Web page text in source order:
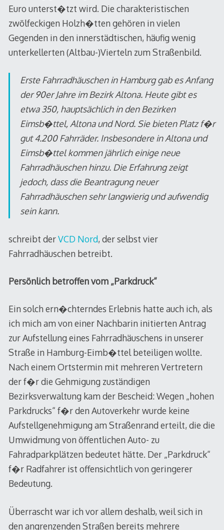
Euro unterst�tzt wird. Die charakteristischen
zwölfeckigen Holzh�tten gehören in vielen
Gegenden in den innerstädtischen, häufig wenig
unterkellerten (Altbau-)Vierteln zum Straßenbild.
Erste Fahrradhäuschen in Hamburg gab es Anfang
der 90er Jahre im Bezirk Altona. Heute gibt es
etwa 350, hauptsächlich in den Bezirken
Eimsb�ttel, Altona und Nord. Sie bieten Platz f�r
gut 4.200 Fahrräder. Insbesondere in Altona und
Eimsb�ttel kommen jährlich einige neue
Fahrradhäuschen hinzu. Die Erfahrung zeigt
jedoch, dass die Beantragung neuer
Fahrradhäuschen sehr langwierig und aufwendig
sein kann.
schreibt derVCD Nord, der selbst vier
Fahrradhäuschen betreibt.
Persönlich betroffen vom „Parkdruck“
Ein solch ern�chterndes Erlebnis hatte auch ich, als
ich mich am von einer Nachbarin initierten Antrag
zur Aufstellung eines Fahrradhäuschens in unserer
Straße in Hamburg-Eimb�ttel beteiligen wollte.
Nach einem Ortstermin mit mehreren Vertretern
der f�r die Gehmigung zuständigen
Bezirksverwaltung kam der Bescheid: Wegen „hohen
Parkdrucks“ f�r den Autoverkehr wurde keine
Aufstellgenehmigung am Straßenrand erteilt, die die
Umwidmung von öffentlichen Auto- zu
Fahradparkplätzen bedeutet hätte. Der „Parkdruck“
f�r Radfahrer ist offensichtlich von geringerer
Bedeutung.
Überrascht war ich vor allem deshalb, weil sich in
den angrenzenden Straßen bereits mehrere